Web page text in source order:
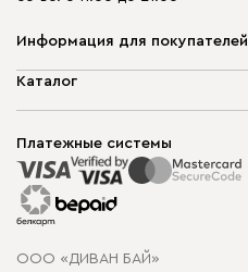
Информация для покупателей
О компании
Способы оплаты
Рассрочка и кредит
Гарантия
Карта сайта
Политика конфиденциальности
Каталог
Корпусная мебель
Распродажа мебели
Платежные системы
ООО «ДИВАН БАЙ»